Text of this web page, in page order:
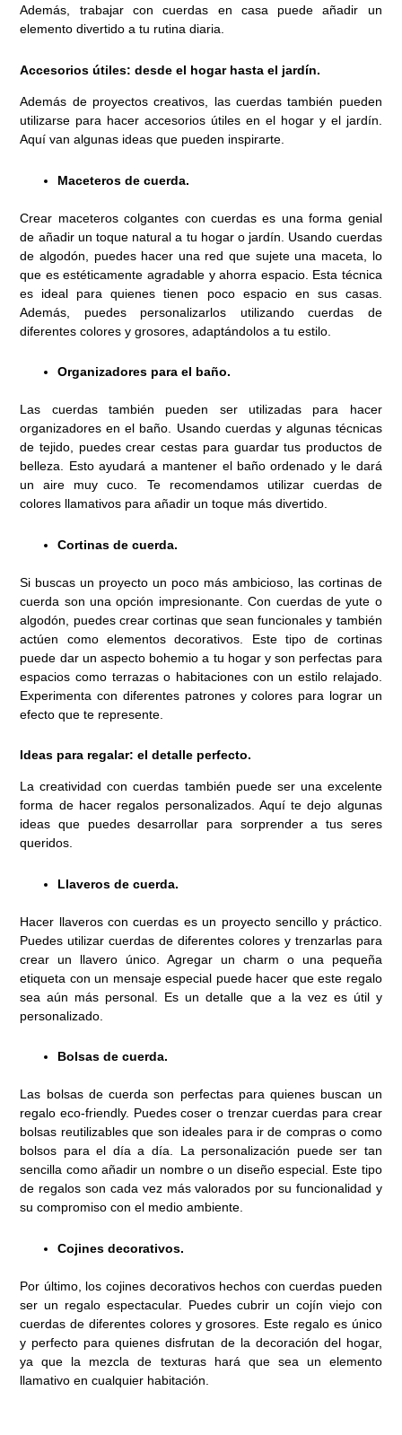
Además, trabajar con cuerdas en casa puede añadir un
elemento divertido a tu rutina diaria.
Accesorios útiles: desde el hogar hasta el jardín.
Además de proyectos creativos, las cuerdas también pueden
utilizarse para hacer accesorios útiles en el hogar y el jardín.
Aquí van algunas ideas que pueden inspirarte.
Maceteros de cuerda.
Crear maceteros colgantes con cuerdas es una forma genial
de añadir un toque natural a tu hogar o jardín. Usando cuerdas
de algodón, puedes hacer una red que sujete una maceta, lo
que es estéticamente agradable y ahorra espacio. Esta técnica
es ideal para quienes tienen poco espacio en sus casas.
Además, puedes personalizarlos utilizando cuerdas de
diferentes colores y grosores, adaptándolos a tu estilo.
Organizadores para el baño.
Las cuerdas también pueden ser utilizadas para hacer
organizadores en el baño. Usando cuerdas y algunas técnicas
de tejido, puedes crear cestas para guardar tus productos de
belleza. Esto ayudará a mantener el baño ordenado y le dará
un aire muy cuco. Te recomendamos utilizar cuerdas de
colores llamativos para añadir un toque más divertido.
Cortinas de cuerda.
Si buscas un proyecto un poco más ambicioso, las cortinas de
cuerda son una opción impresionante. Con cuerdas de yute o
algodón, puedes crear cortinas que sean funcionales y también
actúen como elementos decorativos. Este tipo de cortinas
puede dar un aspecto bohemio a tu hogar y son perfectas para
espacios como terrazas o habitaciones con un estilo relajado.
Experimenta con diferentes patrones y colores para lograr un
efecto que te represente.
Ideas para regalar: el detalle perfecto.
La creatividad con cuerdas también puede ser una excelente
forma de hacer regalos personalizados. Aquí te dejo algunas
ideas que puedes desarrollar para sorprender a tus seres
queridos.
Llaveros de cuerda.
Hacer llaveros con cuerdas es un proyecto sencillo y práctico.
Puedes utilizar cuerdas de diferentes colores y trenzarlas para
crear un llavero único. Agregar un charm o una pequeña
etiqueta con un mensaje especial puede hacer que este regalo
sea aún más personal. Es un detalle que a la vez es útil y
personalizado.
Bolsas de cuerda.
Las bolsas de cuerda son perfectas para quienes buscan un
regalo eco-friendly. Puedes coser o trenzar cuerdas para crear
bolsas reutilizables que son ideales para ir de compras o como
bolsos para el día a día. La personalización puede ser tan
sencilla como añadir un nombre o un diseño especial. Este tipo
de regalos son cada vez más valorados por su funcionalidad y
su compromiso con el medio ambiente.
Cojines decorativos.
Por último, los cojines decorativos hechos con cuerdas pueden
ser un regalo espectacular. Puedes cubrir un cojín viejo con
cuerdas de diferentes colores y grosores. Este regalo es único
y perfecto para quienes disfrutan de la decoración del hogar,
ya que la mezcla de texturas hará que sea un elemento
llamativo en cualquier habitación.